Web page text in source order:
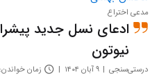
مدعی اختراع
ادعای نسل جدید
نیوتون
درستی‌سنجی ۹ آبان ۱۴۰۴ زمان خواندن: ۳۴ دقیقه